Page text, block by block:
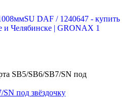
под звёздочку